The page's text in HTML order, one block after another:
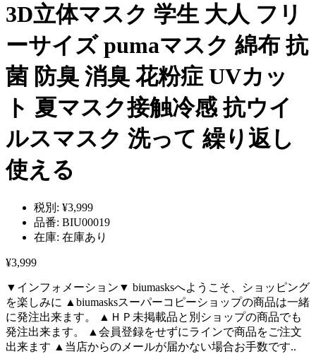
3D立体マスク 学生 大人 フリ
ーサイズ pumaマスク 綿布 抗
菌 防臭 消臭 花粉症 UVカッ
ト 夏マスク接触冷感 抗ウイ
ルスマスク 洗って 繰り返し
使える
税別: ¥3,999
品番: BIU00019
在庫: 在庫あり
¥3,999
▼インフォメーション▼ biumasksへようこそ、ショッピング
を楽しみに ▲biumasksスーパーコピーショップの商品は一緒
に発注出来ます。 ▲ＨＰ未掲載品と別ショップの商品でも
発注出来ます。 ▲会員登録をせずにラインで商品をご注文
出来ます ▲当店からのメールが届かない場合お手数です..